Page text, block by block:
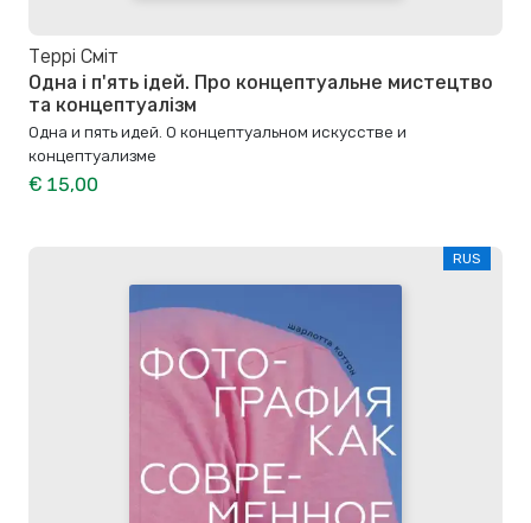
Террі Сміт
Одна і п'ять ідей. Про концептуальне мистецтво
та концептуалізм
Одна и пять идей. О концептуальном искусстве и
концептуализме
€ 15,00
RUS